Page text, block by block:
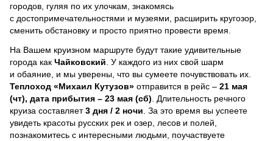
городов, гуляя по их улочкам, знакомясь
с достопримечательностями и музеями, расширить кругозор,
сменить обстановку и просто приятно провести время.
На Вашем круизном маршруте будут такие удивительные
города как Чайковский . У каждого из них свой шарм
и обаяние, и мы уверены, что вы сумеете почувствовать их.
Теплоход «Михаил Кутузов» отправится в рейс – 21 мая
(чт), дата прибытия – 23 мая (сб) . Длительность речного
круиза составляет3 дня / 2 ночи За это время вы успеете
увидеть красоты русских рек и озер, лесов и полей,
познакомитесь с интересными людьми, поучаствуете